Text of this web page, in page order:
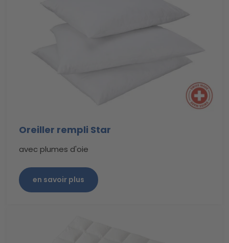
Oreiller rempli Star
avec plumes d'oie
en savoir plus